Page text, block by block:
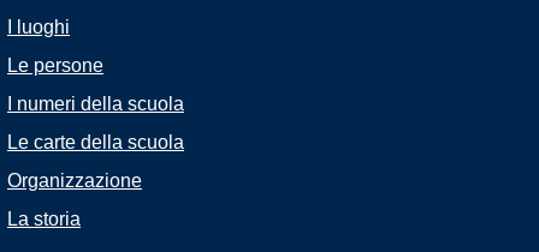
I luoghi
Le persone
I numeri della scuola
Le carte della scuola
Organizzazione
La storia